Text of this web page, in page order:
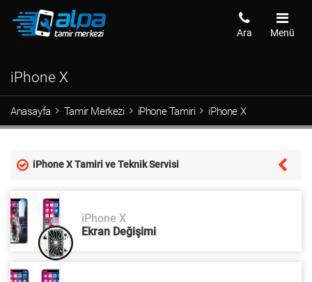
Menü
Ara
iPhone X
Anasayfa Tamir Merkezi iPhone Tamiri iPhone X
iPhone X Tamiri ve Teknik Servisi
iPhone X
Ekran Değişimi